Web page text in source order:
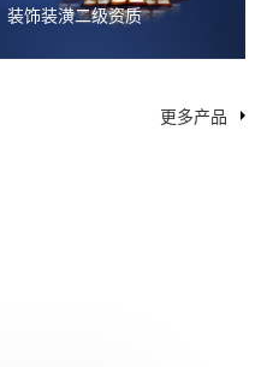
装饰装潢二级资质
更多产品